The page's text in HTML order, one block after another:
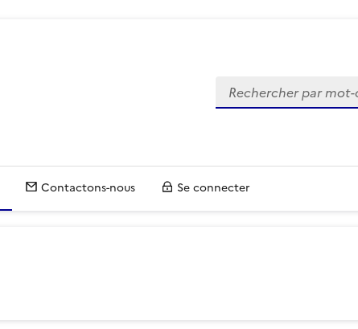
Rechercher
Contactons-nous Se connecter